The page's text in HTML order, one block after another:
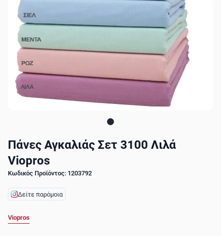
Πάνες Αγκαλιάς Σετ 3100 Λιλά
Viopros
Κωδικός Προϊόντος: 1203792
Δείτε παρόμοια
Viopros